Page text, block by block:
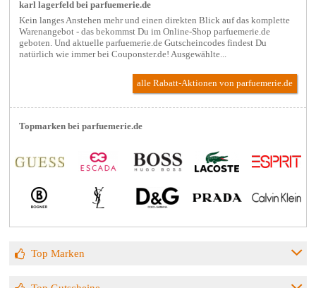
karl lagerfeld bei parfuemerie.de
Kein langes Anstehen mehr und einen direkten Blick auf das komplette
Warenangebot - das bekommst Du im Online-Shop parfuemerie.de
geboten. Und aktuelle parfuemerie.de Gutscheincodes findest Du
natürlich wie immer bei Couponster.de! Ausgewählte...
alle Rabatt-Aktionenvon parfuemerie.de
Topmarken bei parfuemerie.de
Top Marken